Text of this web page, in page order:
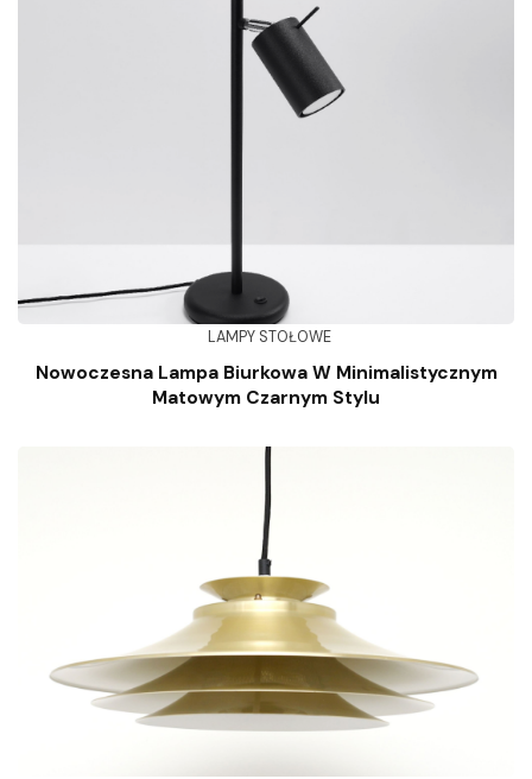
LAMPY STOŁOWE
Nowoczesna Lampa Biurkowa W Minimalistycznym
Matowym Czarnym Stylu